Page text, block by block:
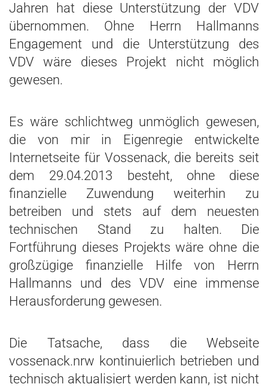
Jahren hat diese Unterstützung der VDV
übernommen. Ohne Herrn Hallmanns
Engagement und die Unterstützung des
VDV wäre dieses Projekt nicht möglich
gewesen.
Es wäre schlichtweg unmöglich gewesen,
die von mir in Eigenregie entwickelte
Internetseite für Vossenack, die bereits seit
dem 29.04.2013 besteht, ohne diese
finanzielle Zuwendung weiterhin zu
betreiben und stets auf dem neuesten
technischen Stand zu halten. Die
Fortführung dieses Projekts wäre ohne die
großzügige finanzielle Hilfe von Herrn
Hallmanns und des VDV eine immense
Herausforderung gewesen.
Die Tatsache, dass die Webseite
vossenack.nrw kontinuierlich betrieben und
technisch aktualisiert werden kann, ist nicht